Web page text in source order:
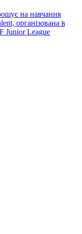
на навчання
організована в
Junior League